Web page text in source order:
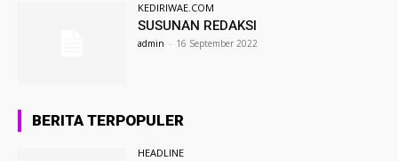
KEDIRIWAE.COM
SUSUNAN REDAKSI
admin - 16 September 2022
BERITA TERPOPULER
HEADLINE